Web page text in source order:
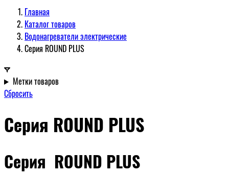
Главная
Каталог товаров
Водонагреватели электрические
Серия ROUND PLUS
Метки товаров
Сбросить
Серия ROUND PLUS
Серия ROUND PLUS